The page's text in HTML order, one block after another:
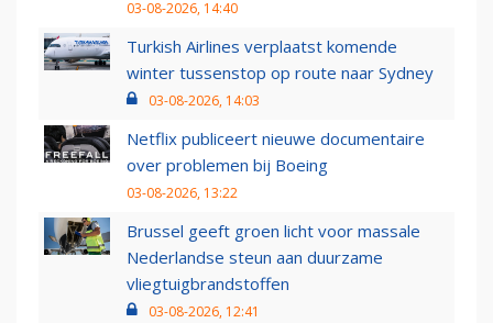
03-08-2026, 14:40
Turkish Airlines verplaatst komende
winter tussenstop op route naar Sydney
03-08-2026, 14:03
Netflix publiceert nieuwe documentaire
over problemen bij Boeing
03-08-2026, 13:22
Brussel geeft groen licht voor massale
Nederlandse steun aan duurzame
vliegtuigbrandstoffen
03-08-2026, 12:41